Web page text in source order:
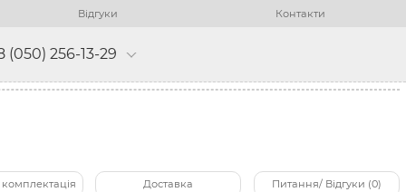
Відгуки Контакти
(050) 256-13-29
Доставка Питання/ Відгуки (0)